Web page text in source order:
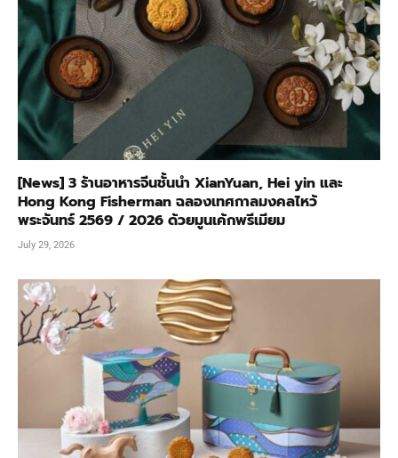
[News] 3 ร้านอาหารจีนชั้นนำ XianYuan, Hei yin และ
Hong Kong Fisherman ฉลองเทศกาลมงคลไหว้
พระจันทร์ 2569 / 2026 ด้วยมูนเค้กพรีเมียม
July 29, 2026